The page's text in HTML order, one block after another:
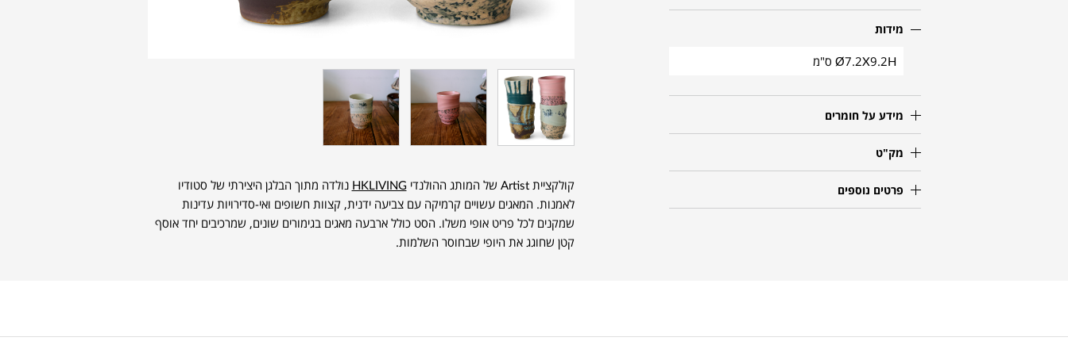
מידות
Ø7.2X9.2H ס"מ
מידע על חומרים
מק"ט
פרטים נוספים קולקציית Artist של המותג ההולנדי HKLIVING נולדה מתוך הבלגן היצירתי של סטודיו
לאמנות. המאגים עשויים קרמיקה עם צביעה ידנית, קצוות חשופים ואי-סדירויות עדינות
שמקנים לכל פריט אופי משלו. הסט כולל ארבעה מאגים בגימורים שונים, שמרכיבים יחד אוסף
קטן שחוגג את היופי שבחוסר השלמות.